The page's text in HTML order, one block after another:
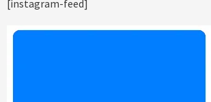
[instagram-feed]